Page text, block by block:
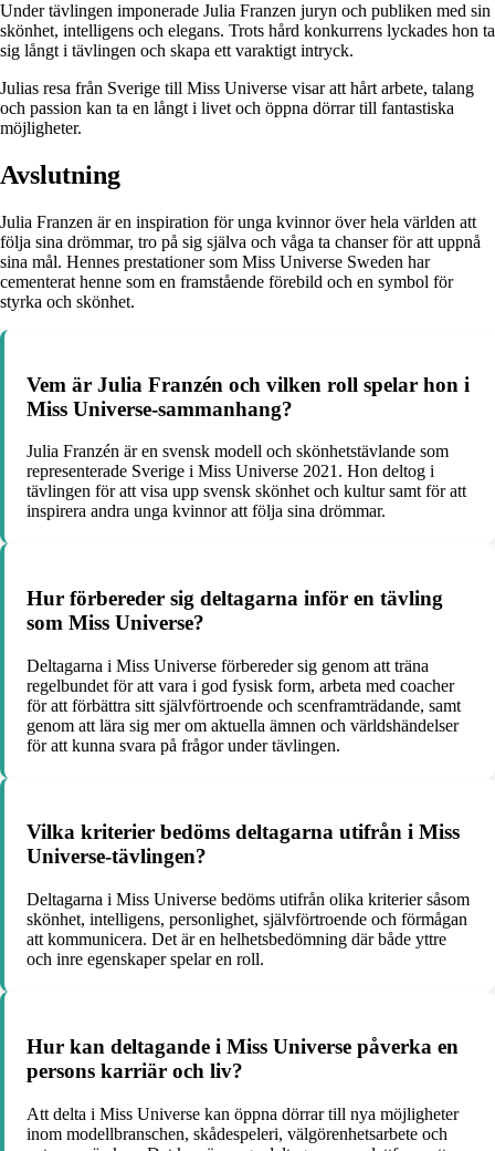
Under tävlingen imponerade Julia Franzen juryn och publiken med sin
skönhet, intelligens och elegans. Trots hård konkurrens lyckades hon ta
sig långt i tävlingen och skapa ett varaktigt intryck.
Julias resa från Sverige till Miss Universe visar att hårt arbete, talang
och passion kan ta en långt i livet och öppna dörrar till fantastiska
möjligheter.
Avslutning
Julia Franzen är en inspiration för unga kvinnor över hela världen att
följa sina drömmar, tro på sig själva och våga ta chanser för att uppnå
sina mål. Hennes prestationer som Miss Universe Sweden har
cementerat henne som en framstående förebild och en symbol för
styrka och skönhet.
Vem är Julia Franzén och vilken roll spelar hon i
Miss Universe-sammanhang?
Julia Franzén är en svensk modell och skönhetstävlande som
representerade Sverige i Miss Universe 2021. Hon deltog i
tävlingen för att visa upp svensk skönhet och kultur samt för att
inspirera andra unga kvinnor att följa sina drömmar.
Hur förbereder sig deltagarna inför en tävling
som Miss Universe?
Deltagarna i Miss Universe förbereder sig genom att träna
regelbundet för att vara i god fysisk form, arbeta med coacher
för att förbättra sitt självförtroende och scenframträdande, samt
genom att lära sig mer om aktuella ämnen och världshändelser
för att kunna svara på frågor under tävlingen.
Vilka kriterier bedöms deltagarna utifrån i Miss
Universe-tävlingen?
Deltagarna i Miss Universe bedöms utifrån olika kriterier såsom
skönhet, intelligens, personlighet, självförtroende och förmågan
att kommunicera. Det är en helhetsbedömning där både yttre
och inre egenskaper spelar en roll.
Hur kan deltagande i Miss Universe påverka en
persons karriär och liv?
Att delta i Miss Universe kan öppna dörrar till nya möjligheter
inom modellbranschen, skådespeleri, välgörenhetsarbete och